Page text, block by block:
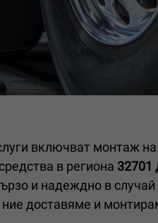
включват монтаж
в региона 32701
и надеждно в
доставяме и